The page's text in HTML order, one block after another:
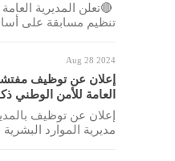
🔴تعلن المديرية
تنظيم مسابقة على
Aug 28 2024
إعلان عن توظيف
العامة للأمن الوطني ذكور
إعلان عن توظيف
مديرية الموارد البشرية